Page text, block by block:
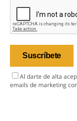
Al darte de alta
emails de marketing